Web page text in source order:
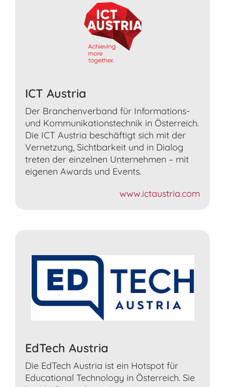
ICT Austria
Der Branchenverband für Informations-
und Kommunikationstechnik in Österreich.
Die ICT Austria beschäftigt sich mit der
Vernetzung, Sichtbarkeit und in Dialog
treten der einzelnen Unternehmen – mit
eigenen Awards und Events.
www.ictaustria.com
EdTech Austria
Die EdTech Austria ist ein Hotspot für
Educational Technology in Österreich. Sie